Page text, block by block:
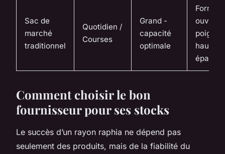
Sac de
marché
traditionnel
Quotidien /
Courses
Grand -
capacité
optimale
Forme
ouverte,
poignée
haute
épaule
Comment choisir le bon
fournisseur pour ses stocks
Le succès d’un rayon raphia ne dépend pas
seulement des produits, mais de la fiabilité du